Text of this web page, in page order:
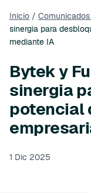
Inicio /
sinergia para
mediante IA
Bytek y
sinergia
potencial
1 Dic 2025